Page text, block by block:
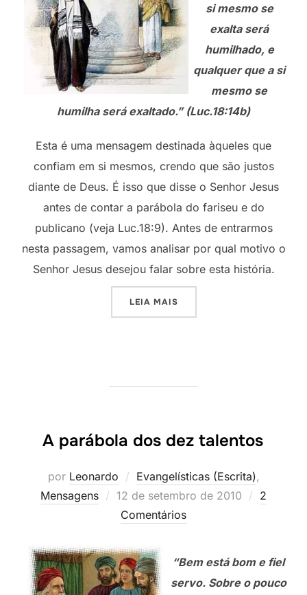
si mesmo se
exalta será
humilhado, e
qualquer que a si
mesmo se
humilha será exaltado.” (Luc.18:14b)
Esta é uma mensagem destinada àqueles que
confiam em si mesmos, crendo que são justos
diante de Deus. É isso que disse o Senhor Jesus
antes de contar a parábola do fariseu e do
publicano (veja Luc.18:9). Antes de entrarmos
nesta passagem, vamos analisar por qual motivo o
Senhor Jesus desejou falar sobre esta história.
LEIA MAIS“O FARISEU E O
A parábola dos dez talentos
por Leonardo Evangelísticas (Escrita),
Mensagens
Postado
em
12 de setembro de 2010
2
Comentários
“Bem está bom e fiel
servo. Sobre o pouco